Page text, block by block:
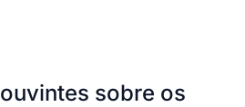
sobre os